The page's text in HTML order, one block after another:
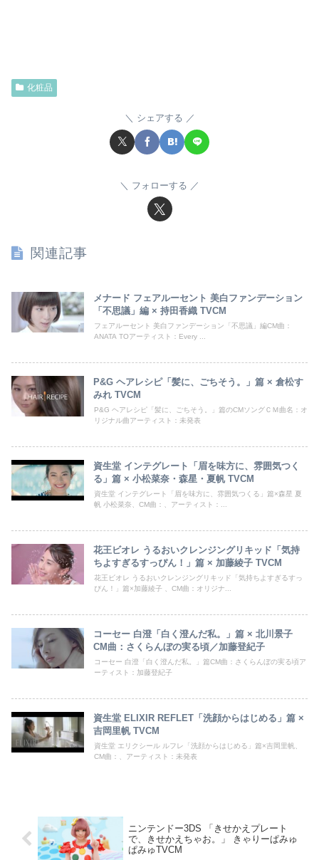
化粧品
シェアする
フォローする
関連記事
メナード フェアルーセント 美白ファンデーション
「不思議」編 × 持田香織 TVCM
フェアルーセント 美白ファンデーション「不思議」編CM曲：
ANATA TOアーティスト：Every ...
P&G ヘアレシピ「髪に、ごちそう。」篇 × 倉松す
みれ TVCM
P&G ヘアレシピ「髪に、ごちそう。」篇のCMソングＣＭ曲名：オ
リジナル曲アーティスト：未発表
資生堂 インテグレート「眉を味方に、雰囲気つく
る」篇 × 小松菜奈・森星・夏帆 TVCM
資生堂 インテグレート「眉を味方に、雰囲気つくる」篇×森星 夏
帆 小松菜奈、CM曲：、アーティスト：...
花王ビオレ うるおいクレンジングリキッド「気持
ちよすぎるすっぴん！」篇 × 加藤綾子 TVCM
花王ビオレ うるおいクレンジングリキッド「気持ちよすぎるすっ
ぴん！」篇×加藤綾子 、CM曲：オリジナ...
コーセー 白澄「白く澄んだ私。」篇 × 北川景子
CM曲：さくらんぼの実る頃／加藤登紀子
コーセー 白澄「白く澄んだ私。」篇CM曲：さくらんぼの実る頃ア
ーティスト：加藤登紀子
資生堂 ELIXIR REFLET「洗顔からはじめる」篇 ×
吉岡里帆 TVCM
資生堂 エリクシール ルフレ「洗顔からはじめる」篇×吉岡里帆、
CM曲：、アーティスト：未発表
ニンテンドー3DS 「きせかえプレート
で、きせかえちゃお。」 きゃりーぱみゅ
ぱみゅTVCM